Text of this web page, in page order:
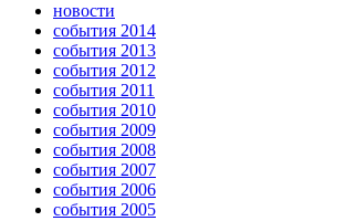
новости
события 2014
события 2013
события 2012
события 2011
события 2010
события 2009
события 2008
события 2007
события 2006
события 2005